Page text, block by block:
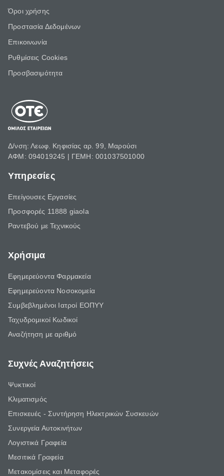
Όροι χρήσης
Προστασία Δεδομένων
Επικοινωνία
Ρυθμίσεις Cookies
Προσβασιμότητα
Δ/νση: Λεωφ. Κηφισίας αρ. 99, Μαρούσι
ΑΦΜ: 094019245 | ΓΕΜΗ: 001037501000
Υπηρεσίες
Επείγουσες Εργασίες
Προσφορές 11888 giaola
Ραντεβού με Τεχνικούς
Χρήσιμα
Εφημερεύοντα Φαρμακεία
Εφημερεύοντα Νοσοκομεία
Συμβεβλημένοι Ιατροί ΕΟΠΥΥ
Ταχυδρομικοί Κωδικοί
Αναζήτηση με αριθμό
Συχνές Αναζητήσεις
Ψυκτικοί
Κλιματισμός
Επισκευές - Συντήρηση Ηλεκτρικών Συσκευών
Συνεργεία Αυτοκινήτων
Λογιστικά Γραφεία
Μεσιτικά Γραφεία
Μετακομίσεις και Μεταφορές